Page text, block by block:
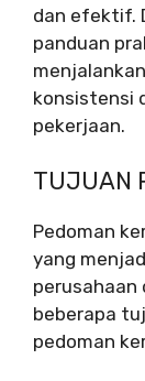
dan efektif.
panduan
konsistensi
pekerjaan.
TUJUAN
Pedoman
yang
perusahaan
beberapa
pedoman